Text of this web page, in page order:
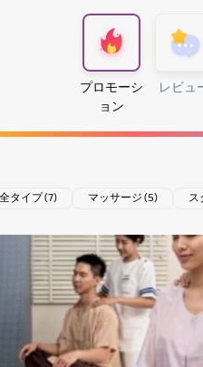
プロモーシ
ョン
レビュ
全タイプ (7) マッサージ (5) ス